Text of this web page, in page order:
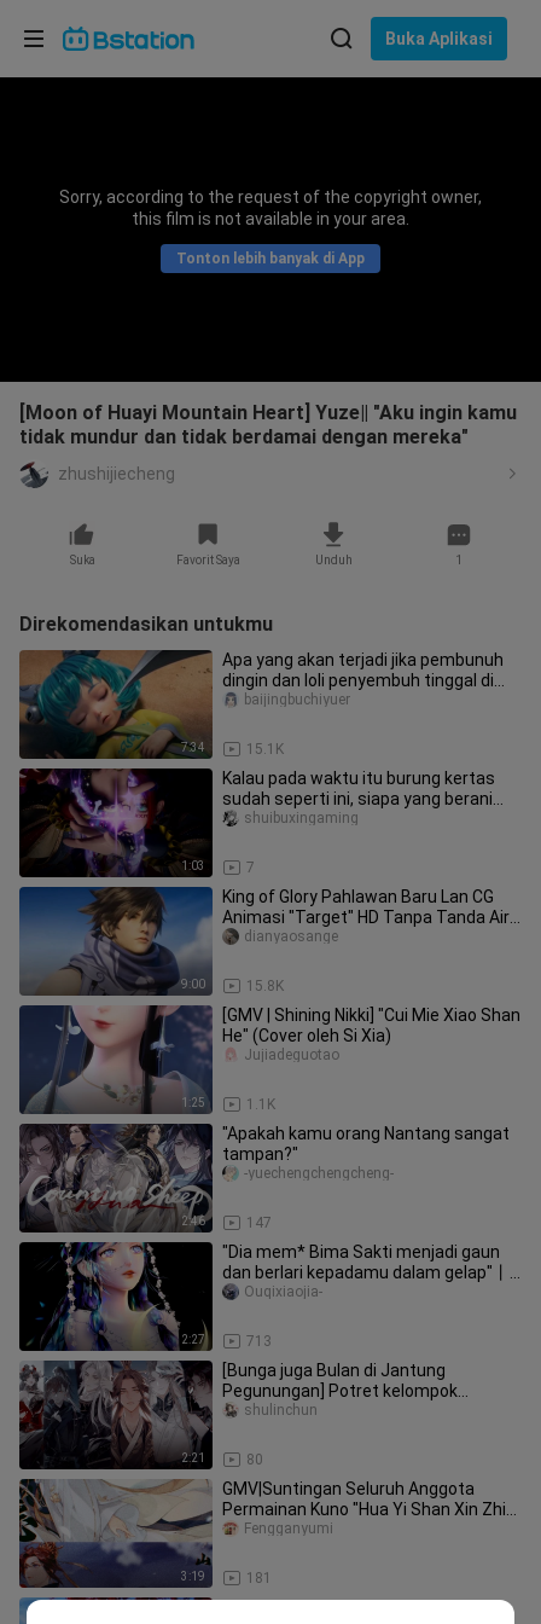
Buka Aplikasi
Sorry, according to the request of the copyright owner,
this film is not available in your area.
Tonton lebih banyak di App
[Moon of Huayi Mountain Heart] Yuze‖ "Aku ingin kamu
tidak mundur dan tidak berdamai dengan mereka"
zhushijiecheng
Suka Favorit Saya Unduh 1
Direkomendasikan untukmu
7:34
Apa yang akan terjadi jika pembunuh
dingin dan loli penyembuh tinggal di
pulau terpencil pada saat b
15.1K
baijingbuchiyuer
1:03
Kalau pada waktu itu burung kertas
sudah seperti ini, siapa yang berani
bilang ini tidak ganteng?
7
shuibuxingaming
9:00
King of Glory Pahlawan Baru Lan CG
Animasi "Target" HD Tanpa Tanda Air
1080P
15.8K
dianyaosange
1:25
[GMV | Shining Nikki] "Cui Mie Xiao Shan
He" (Cover oleh Si Xia)
1.1K
Jujiadeguotao
2:46
"Apakah kamu orang Nantang sangat
tampan?"
147
-yuechengchengcheng-
2:27
"Dia mem* Bima Sakti menjadi gaun
dan berlari kepadamu dalam gelap"丨
Sparkling WarmthHadiah Ulang
713
Ouqixiaojia-
2:21
[Bunga juga Bulan di Jantung
Pegunungan] Potret kelompok
bercampur || Angin keemasan telah
80
shulinchun
3:19
GMV|Suntingan Seluruh Anggota
Permainan Kuno "Hua Yi Shan Xin Zhi
Yue"
181
Fengganyumi
Pilih bahasa
Bahasa Indonesia